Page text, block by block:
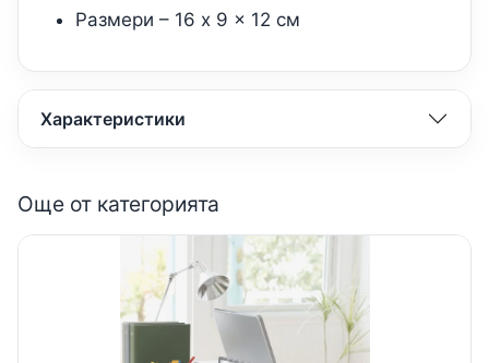
Размери – 16 x 9 x 12 см
Характеристики
Още от категорията